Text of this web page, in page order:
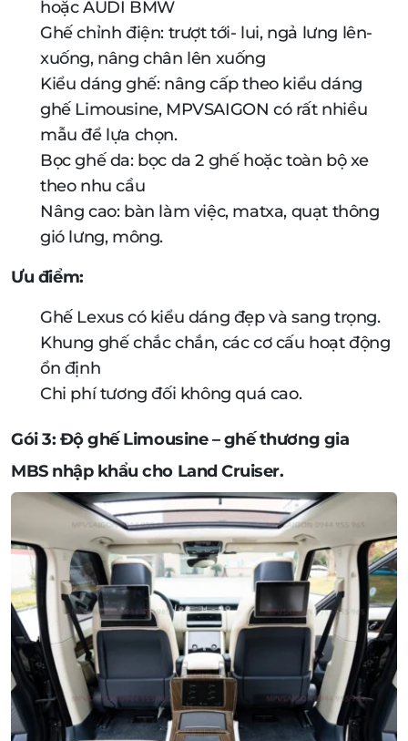
hoặc AUDI BMW
Ghế chỉnh điện: trượt tới- lui, ngả lưng lên-
xuống, nâng chân lên xuống
Kiểu dáng ghế: nâng cấp theo kiểu dáng
ghế Limousine, MPVSAIGON có rất nhiều
mẫu để lựa chọn.
Bọc ghế da: bọc da 2 ghế hoặc toàn bộ xe
theo nhu cầu
Nâng cao: bàn làm việc, matxa, quạt thông
gió lưng, mông.
Ưu điểm:
Ghế Lexus có kiểu dáng đẹp và sang trọng.
Khung ghế chắc chắn, các cơ cấu hoạt động
ổn định
Chi phí tương đối không quá cao.
Gói 3: Độ ghế Limousine – ghế thương gia
MBS nhập khẩu cho Land Cruiser.